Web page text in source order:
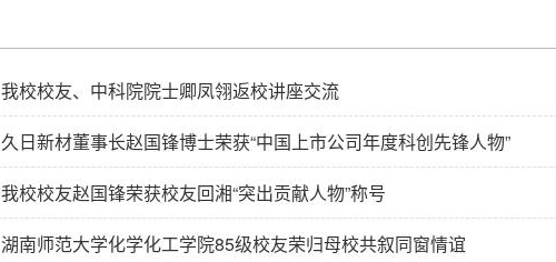
我校校友、中科院院士卿凤翎返校讲座交流
久日新材董事长赵国锋博士荣获“中国上市公司年度科创先锋人物”
我校校友赵国锋荣获校友回湘“突出贡献人物”称号
湖南师范大学化学化工学院85级校友荣归母校共叙同窗情谊